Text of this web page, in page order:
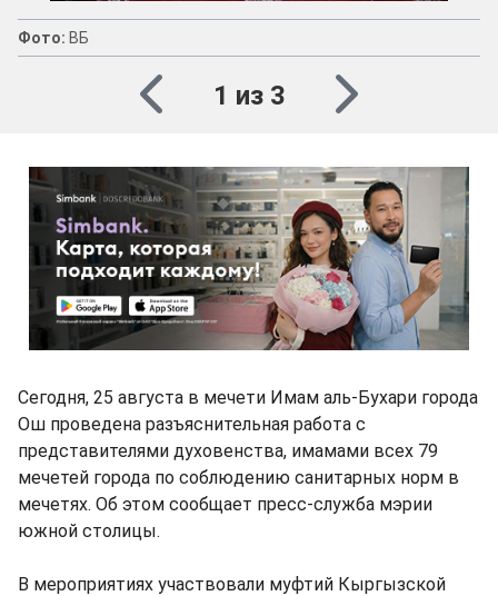
Фото: ВБ
1 из 3
Сегодня, 25 августа в мечети Имам аль-Бухари города
Ош проведена разъяснительная работа с
представителями духовенства, имамами всех 79
мечетей города по соблюдению санитарных норм в
мечетях. Об этом сообщает пресс-служба мэрии
южной столицы.
В мероприятиях участвовали муфтий Кыргызской